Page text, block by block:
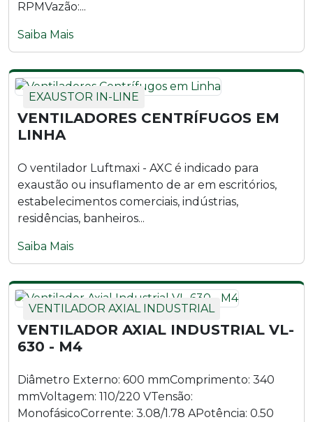
RPMVazão:...
Saiba Mais
EXAUSTOR IN-LINE
VENTILADORES CENTRÍFUGOS EM
LINHA
O ventilador Luftmaxi - AXC é indicado para
exaustão ou insuflamento de ar em escritórios,
estabelecimentos comerciais, indústrias,
residências, banheiros...
Saiba Mais
VENTILADOR AXIAL INDUSTRIAL
VENTILADOR AXIAL INDUSTRIAL VL-
630 - M4
Diâmetro Externo: 600 mmComprimento: 340
mmVoltagem: 110/220 VTensão:
MonofásicoCorrente: 3.08/1.78 APotência: 0.50